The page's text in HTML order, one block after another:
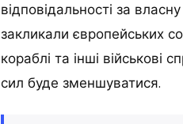
відповідальності за
закликали європейських
кораблі та інші військові
сил буде зменшуватися.